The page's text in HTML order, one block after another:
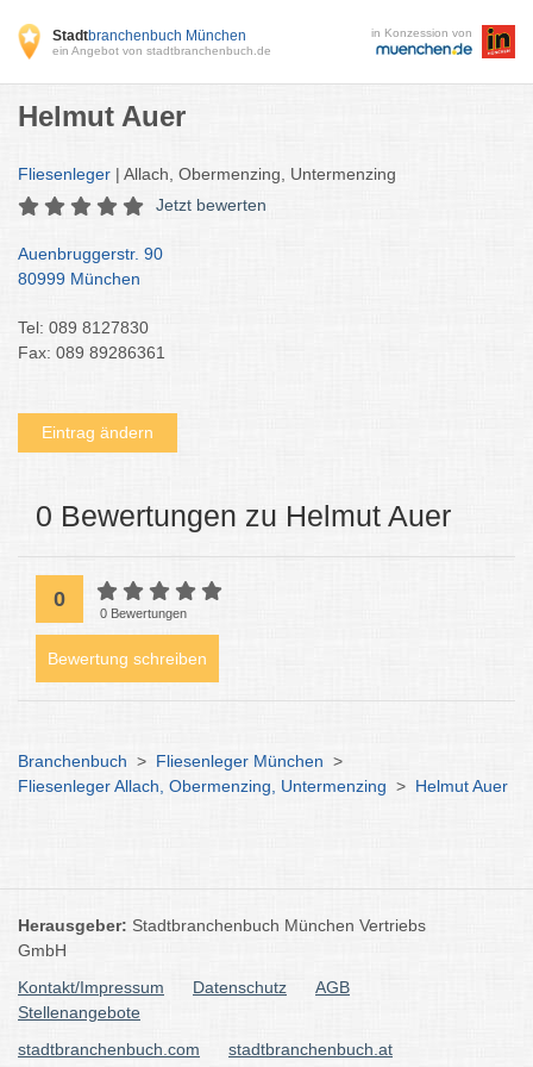
Stadtbranchenbuch München
ein Angebot von stadtbranchenbuch.de
in Konzession von
Helmut Auer
Fliesenleger | Allach, Obermenzing, Untermenzing
Jetzt bewerten
Auenbruggerstr. 90
80999 München
Tel: 089 8127830
Fax: 089 89286361
Eintrag ändern
0 Bewertungen zu Helmut Auer
0
0 Bewertungen
Bewertung schreiben
Branchenbuch > Fliesenleger München >
Fliesenleger Allach, Obermenzing, Untermenzing > Helmut Auer
Herausgeber: Stadtbranchenbuch München Vertriebs
GmbH
Kontakt/Impressum
Datenschutz
AGB
Stellenangebote
stadtbranchenbuch.com
stadtbranchenbuch.at